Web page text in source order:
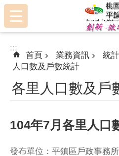
跳到主要內容區塊
:::
:::
首頁 業務資訊 統
人口數及戶數統計
各里人口數及戶
104年7月各里人口
發布單位：平鎮區戶政事務所